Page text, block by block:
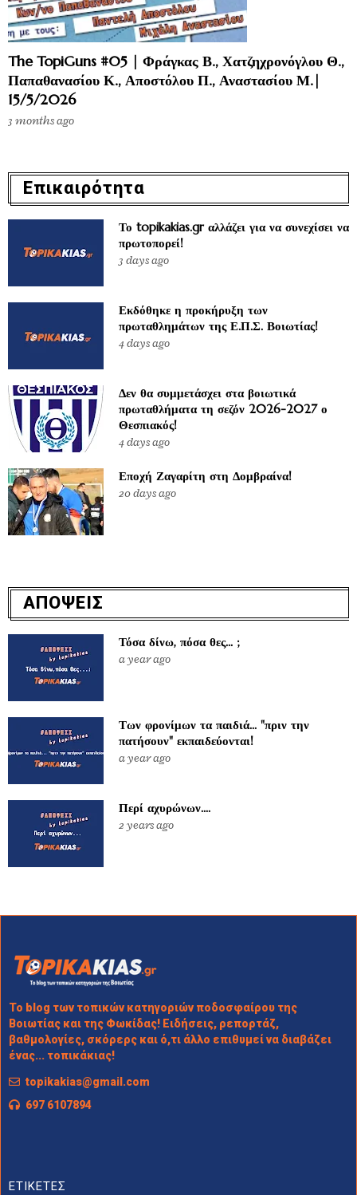
The TopiGuns #05 | Φράγκας Β., Χατζηχρονόγλου Θ.,
Παπαθανασίου Κ., Αποστόλου Π., Αναστασίου Μ.|
15/5/2026
3 months ago
Επικαιρότητα
Το topikakias.gr αλλάζει για να συνεχίσει να
πρωτοπορεί!
3 days ago
Εκδόθηκε η προκήρυξη των
πρωταθλημάτων της Ε.Π.Σ. Βοιωτίας!
4 days ago
Δεν θα συμμετάσχει στα βοιωτικά
πρωταθλήματα τη σεζόν 2026-2027 ο
Θεσπιακός!
4 days ago
Εποχή Ζαγαρίτη στη Δομβραίνα!
20 days ago
ΑΠΟΨΕΙΣ
Τόσα δίνω, πόσα θες... ;
a year ago
Των φρονίμων τα παιδιά... "πριν την
πατήσουν" εκπαιδεύονται!
a year ago
Περί αχυρώνων....
2 years ago
Το blog των τοπικών κατηγοριών ποδοσφαίρου της
Βοιωτίας και της Φωκίδας! Ειδήσεις, ρεπορτάζ,
βαθμολογίες, σκόρερς και ό,τι άλλο επιθυμεί να διαβάζει
ένας... τοπικάκιας!
topikakias@gmail.com
697 6107894
ΕΤΙΚΕΤΕΣ